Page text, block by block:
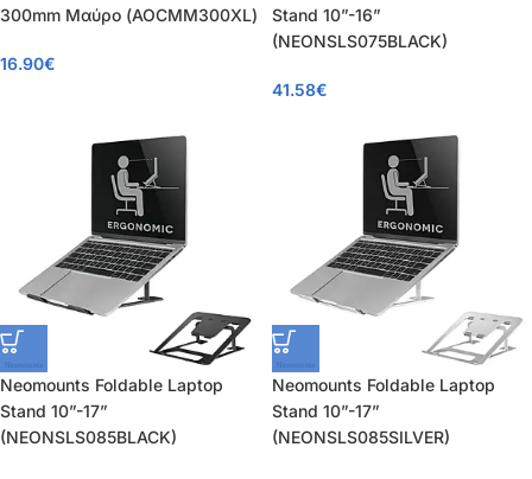
300mm Μαύρο (AOCMM300XL)
16.90€
Stand 10”-16”
(NEONSLS075BLACK)
41.58€
Neomounts Foldable Laptop
Stand 10”-17”
(NEONSLS085BLACK)
Neomounts Foldable Laptop
Stand 10”-17”
(NEONSLS085SILVER)